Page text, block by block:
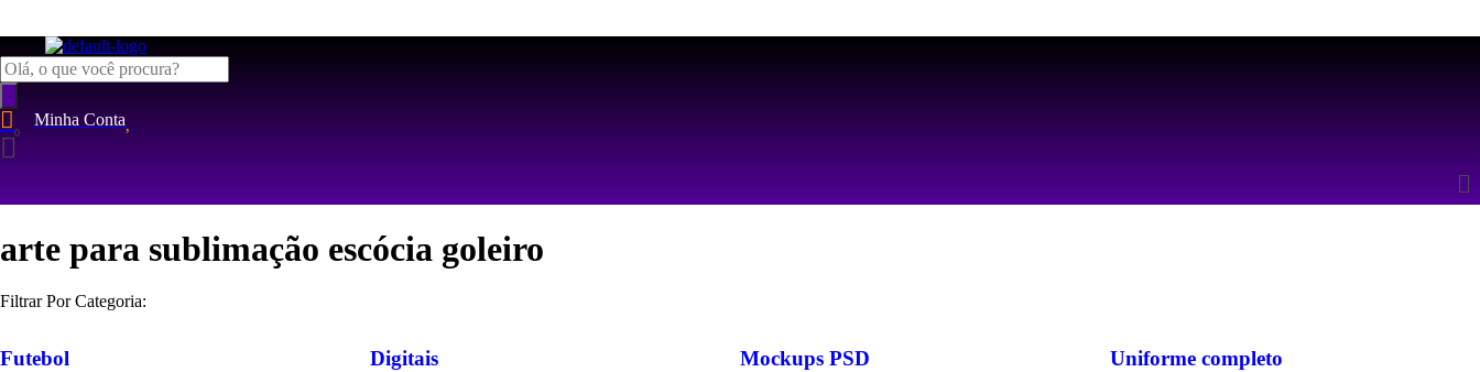
Pesquisar
produtos
Minha Conta
arte para sublimação escócia goleiro
Filtrar Por Categoria:
Futebol Digitais Mockups PSD Uniforme completo